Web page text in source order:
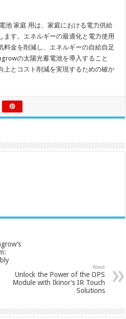
池 家庭 用は、家庭における電力供給
ます。エネルギーの最適化と電力使用
料金を削減し、エネルギーの自給自足
の太陽光蓄電池を導入すること
上とコスト削減を実現するための確か
Next
Unlock the Power of the OPS
Module with Ikinor’s IR Touch
Solutions